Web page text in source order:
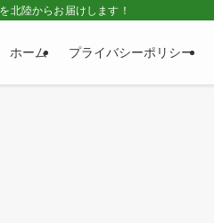
北陸からお届けします！
ホーム プライバシーポリシー